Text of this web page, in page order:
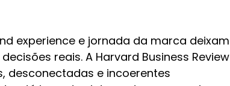
experience e jornada da marca deixam
reais. A Harvard Business Review
desconectadas e incoerentes